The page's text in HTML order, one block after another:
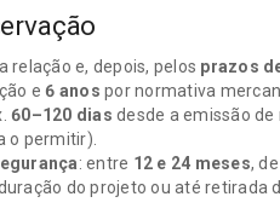
relação e, depois, pelos prazos
e6 anos por normativa
60–120 dias desde a emissão
o permitir).
: entre 12 e 24 meses,
do projeto ou até retirada